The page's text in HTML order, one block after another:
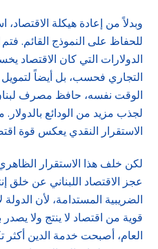
وبدلاً من إعادة هيكلة
للحفاظ على النموذج القائم.
الدولارات التي كان الاقتصاد
التجاري فحسب، بل أيضاً لتمويل
الوقت نفسه، حافظ مصرف
لجذب مزيد من الودائع بالدولار.
الاستقرار النقدي يعكس قوة
لكن خلف هذا الاستقرار
عجز الاقتصاد اللبناني عن خلق
الضريبية المستدامة، لأن
قوية من اقتصاد لا ينتج ولا
العام، أصبحت خدمة الدين